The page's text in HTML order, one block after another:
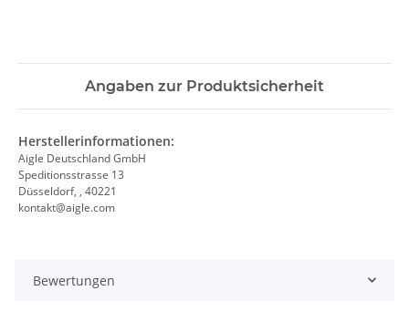
Angaben zur Produktsicherheit
Herstellerinformationen:
Aigle Deutschland GmbH
Speditionsstrasse 13
Düsseldorf, , 40221
kontakt@aigle.com
Bewertungen